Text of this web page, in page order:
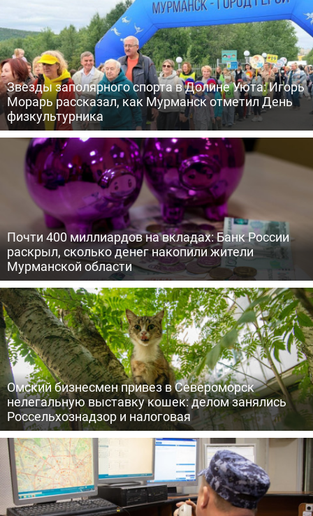
Звезды заполярного спорта в Долине Уюта: Игорь
Морарь рассказал, как Мурманск отметил День
физкультурника
Почти 400 миллиардов на вкладах: Банк России
раскрыл, сколько денег накопили жители
Мурманской области
Омский бизнесмен привез в Североморск
нелегальную выставку кошек: делом занялись
Россельхознадзор и налоговая